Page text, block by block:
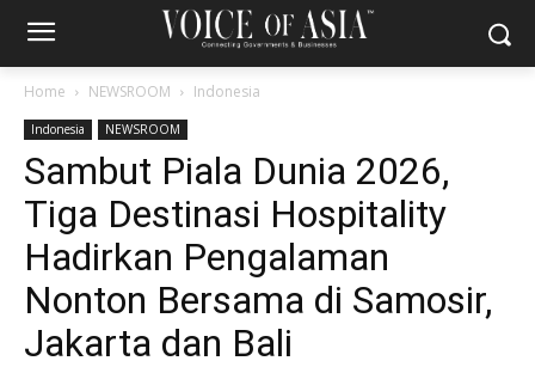
Home NEWSROOM Indonesia
Indonesia NEWSROOM
Sambut Piala Dunia 2026,
Tiga Destinasi Hospitality
Hadirkan Pengalaman
Nonton Bersama di Samosir,
Jakarta dan Bali